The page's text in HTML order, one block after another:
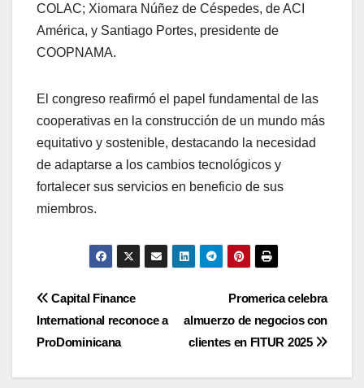
COLAC; Xiomara Núñez de Céspedes, de ACI
América, y Santiago Portes, presidente de
COOPNAMA.
El congreso reafirmó el papel fundamental de las
cooperativas en la construcción de un mundo más
equitativo y sostenible, destacando la necesidad
de adaptarse a los cambios tecnológicos y
fortalecer sus servicios en beneficio de sus
miembros.
Navegación
de
entradas
Promerica celebra
almuerzo de negocios con
clientes en FITUR 2025
Capital Finance
International reconoce a
ProDominicana